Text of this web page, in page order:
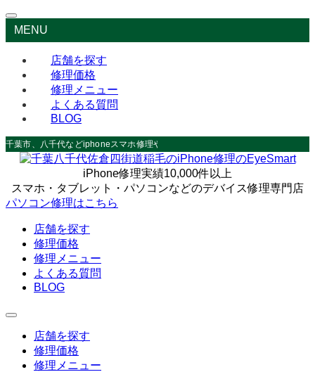
MENU
店舗を探す
修理価格
修理メニュー
よくある質問
BLOG
千葉市、八千代などiphoneスマホ修理やデータ救出なら
iPhone修理実績10,000件以上
スマホ・タブレット・パソコンなどのデバイス修理専門店
パソコン修理はこちら
店舗を探す
修理価格
修理メニュー
よくある質問
BLOG
店舗を探す
修理価格
修理メニュー